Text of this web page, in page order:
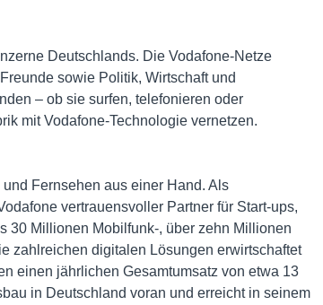
Deutschlands. Die Vodafone-Netze
sowie Politik, Wirtschaft und
– ob sie surfen, telefonieren oder
mit Vodafone-Technologie vernetzen.
Fernsehen aus einer Hand. Als
vertrauensvoller Partner für Start-ups,
30 Millionen Mobilfunk-, über zehn Millionen
zahlreichen digitalen Lösungen erwirtschaftet
einen jährlichen Gesamtumsatz von etwa 13
in Deutschland voran und erreicht in seinem